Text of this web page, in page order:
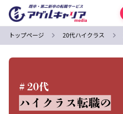
トップページ 20代ハイクラス